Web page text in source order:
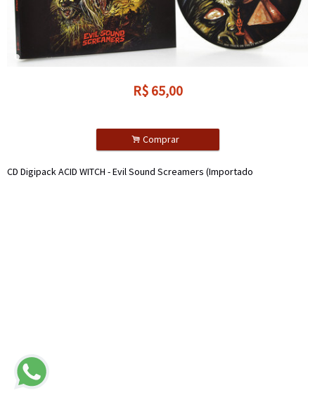
R$ 65,00
. Comprar
CD Digipack ACID WITCH - Evil Sound Screamers (Importado